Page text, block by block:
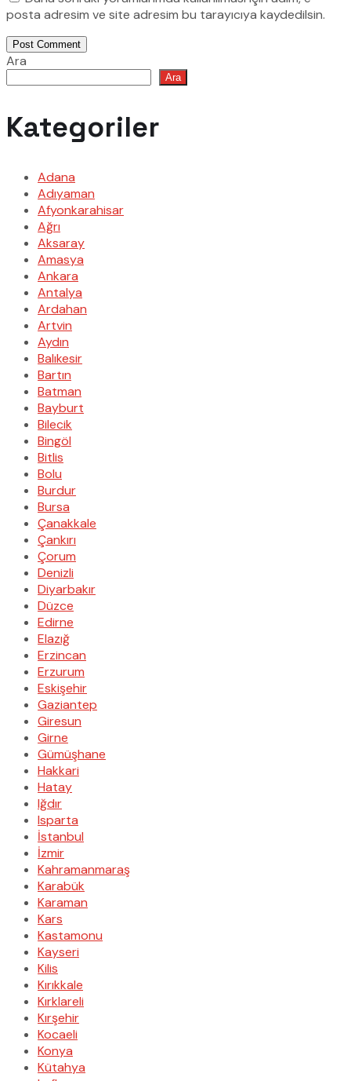
posta adresim ve site adresim bu tarayıcıya kaydedilsin.
Post Comment
Ara
Ara
Kategoriler
Adana
Adıyaman
Afyonkarahisar
Ağrı
Aksaray
Amasya
Ankara
Antalya
Ardahan
Artvin
Aydın
Balıkesir
Bartın
Batman
Bayburt
Bilecik
Bingöl
Bitlis
Bolu
Burdur
Bursa
Çanakkale
Çankırı
Çorum
Denizli
Diyarbakır
Düzce
Edirne
Elazığ
Erzincan
Erzurum
Eskişehir
Gaziantep
Giresun
Girne
Gümüşhane
Hakkari
Hatay
Iğdır
Isparta
İstanbul
İzmir
Kahramanmaraş
Karabük
Karaman
Kars
Kastamonu
Kayseri
Kilis
Kırıkkale
Kırklareli
Kırşehir
Kocaeli
Konya
Kütahya